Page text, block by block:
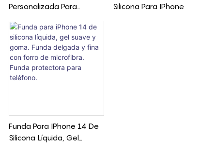
Personalizada Para
Impresión Personalizada.
Compatible Con Todos
Los Modelos. Cantidad
Mínima De Pedido: 500
Unidades.
Silicona Para IPhone
Funda Para IPhone 14 De
Silicona Líquida, Gel